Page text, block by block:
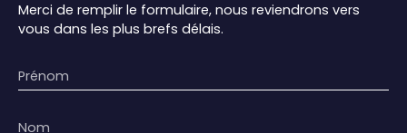
Merci de remplir le formulaire, nous reviendrons vers
vous dans les plus brefs délais.
Prénom
Nom